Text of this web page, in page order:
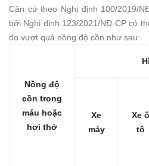
Căn cứ theo Nghị định 100/2019/
bởi Nghị định 123/2021/NĐ-CP có
do vượt quá nồng độ cồn như sau:
Nồng độ
cồn trong
máu hoặc
hơi thở
Xe
máy
Xe ô
tô